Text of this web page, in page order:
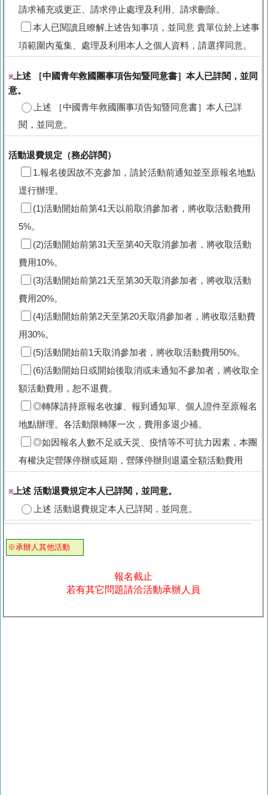
請求補充或更正、請求停止處理及利用、請求刪除。
本人已閱讀且瞭解上述告知事項，並同意 貴單位於上述事
項範圍內蒐集、處理及利用本人之個人資料，請選擇同意。
※上述 ［中國青年救國團事項告知暨同意書］本人已詳閱，並同
意。
上述 ［中國青年救國團事項告知暨同意書］本人已詳
閱，並同意。
活動退費規定（務必詳閱）
1.報名後因故不克參加，請於活動前通知並至原報名地點
逕行辦理。
(1)活動開始前第41天以前取消參加者，將收取活動費用
5%。
(2)活動開始前第31天至第40天取消參加者，將收取活動
費用10%。
(3)活動開始前第21天至第30天取消參加者，將收取活動
費用20%。
(4)活動開始前第2天至第20天取消參加者，將收取活動費
用30%。
(5)活動開始前1天取消參加者，將收取活動費用50%。
(6)活動開始日或開始後取消或未通知不參加者，將收取全
額活動費用，恕不退費。
◎轉隊請持原報名收據、報到通知單、個人證件至原報名
地點辦理。各活動限轉隊一次，費用多退少補。
◎如因報名人數不足或天災、疫情等不可抗力因素，本團
有權決定營隊停辦或延期，營隊停辦則退還全額活動費用
※上述 活動退費規定本人已詳閱，並同意。
上述 活動退費規定本人已詳閱，並同意。
※承辦人其他活動
報名截止
若有其它問題請洽活動承辦人員